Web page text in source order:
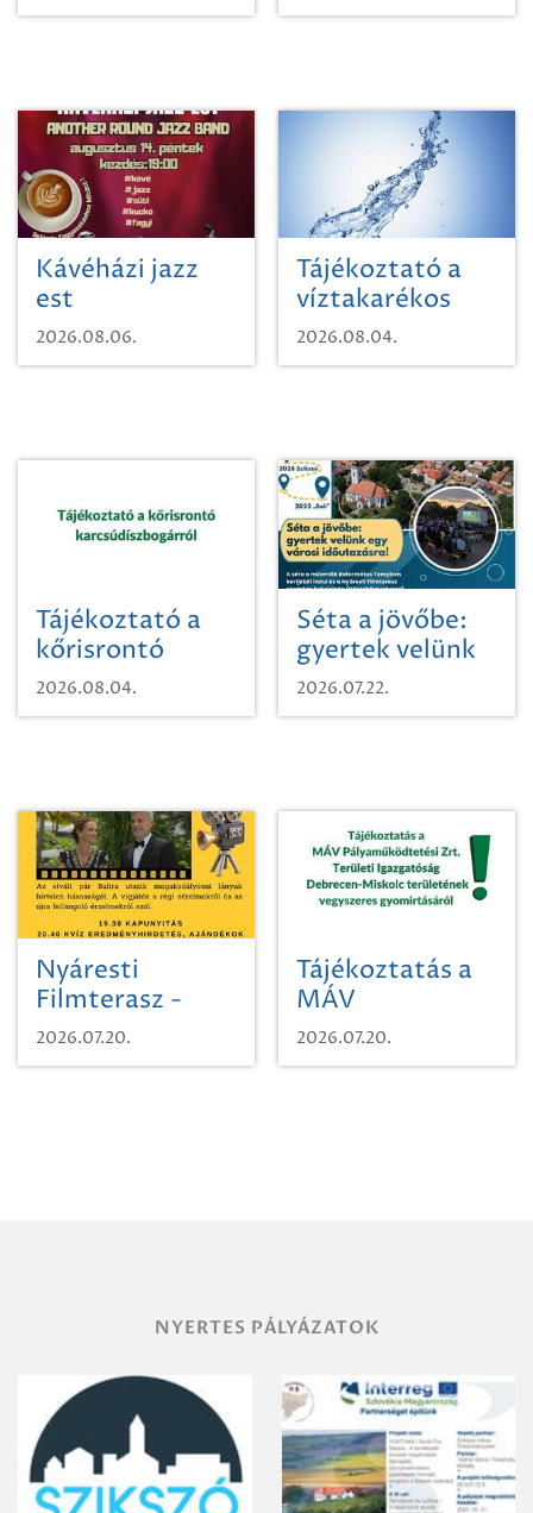
Kávéházi jazz
est
2026.08.06.
Tájékoztató a
víztakarékos
vízhasználatról
2026.08.04.
Tájékoztató a
kőrisrontó
karcsúdíszbogárról
2026.08.04.
Séta a jövőbe:
gyertek velünk
egy városi
időutazásra!
2026.07.22.
Nyáresti
Filmterasz -
Beugró a
Paradicsomba
2026.07.20.
Tájékoztatás a
MÁV
Pályaműködtetési
Zrt. Területi
2026.07.20.
NYERTES PÁLYÁZATOK